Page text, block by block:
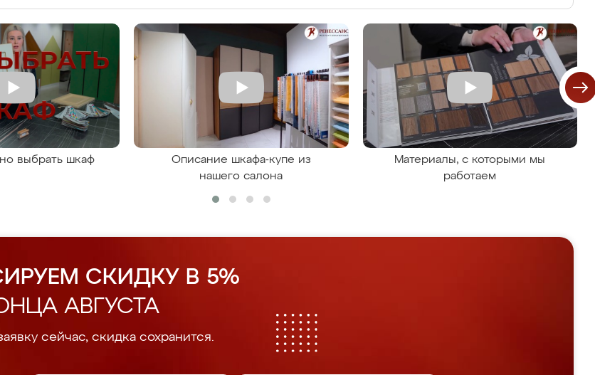
выбрать шкаф
Описание шкафа-купе из
нашего салона
Материалы, с которыми мы
работаем
СКИДКУ В 5%
АВГУСТА
сейчас, скидка сохранится.